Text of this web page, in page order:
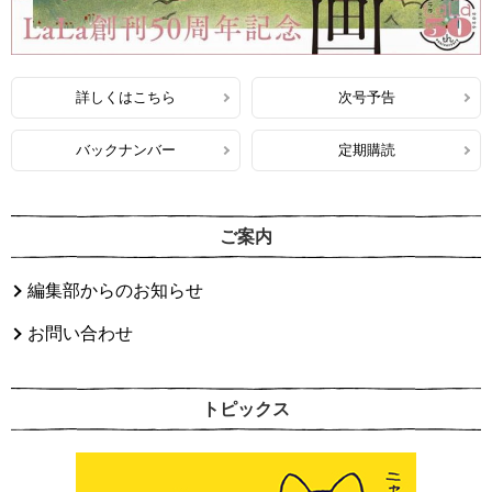
詳しくはこちら 次号予告
バックナンバー 定期購読
ご案内
編集部からのお知らせ
お問い合わせ
トピックス